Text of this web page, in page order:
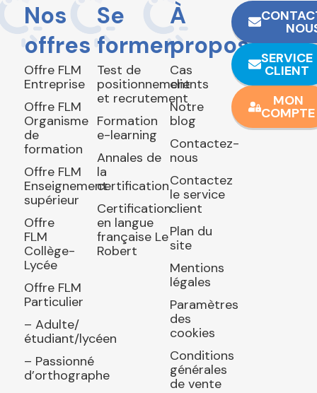
Nos
offres
Offre FLM
Entreprise
Offre FLM
Organisme
de
formation
Offre FLM
Enseignement
supérieur
Offre
FLM
Collège-
Lycée
Offre FLM
Particulier
– Adulte/
étudiant/lycéen
– Passionné
d’orthographe
Se
former
Test de
positionnement
et recrutement
Formation
e-learning
Annales de
la
certification
Certification
en langue
française Le
Robert
À
propos
Cas
clients
Notre
blog
Contactez-
nous
Contactez
le service
client
Plan du
site
Mentions
légales
Paramètres
des
cookies
Conditions
générales
de vente
SERVICE
CLIENT
MON
COMPTE